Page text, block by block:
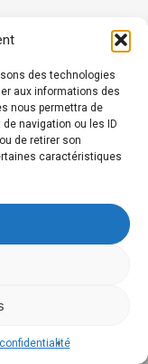
des technologies
aux informations des
nous permettra de
navigation ou les ID
de retirer son
caractéristiques
agenda